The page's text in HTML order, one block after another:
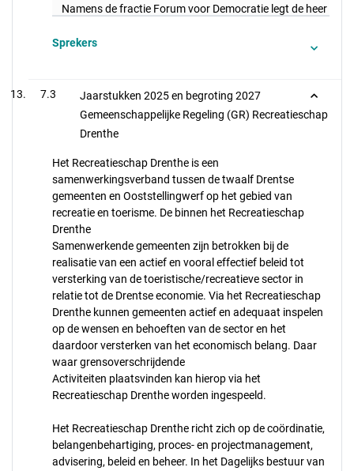
Namens de fractie Forum voor Democratie legt de heer
Sprekers
7.3
Jaarstukken 2025 en begroting 2027
Gemeenschappelijke Regeling (GR) Recreatieschap
Drenthe
Het Recreatieschap Drenthe is een
samenwerkingsverband tussen de twaalf Drentse
gemeenten en Ooststellingwerf op het gebied van
recreatie en toerisme. De binnen het Recreatieschap
Drenthe
Samenwerkende gemeenten zijn betrokken bij de
realisatie van een actief en vooral effectief beleid tot
versterking van de toeristische/recreatieve sector in
relatie tot de Drentse economie. Via het Recreatieschap
Drenthe kunnen gemeenten actief en adequaat inspelen
op de wensen en behoeften van de sector en het
daardoor versterken van het economisch belang. Daar
waar grensoverschrijdende
Activiteiten plaatsvinden kan hierop via het
Recreatieschap Drenthe worden ingespeeld.
Het Recreatieschap Drenthe richt zich op de coördinatie,
belangenbehartiging, proces- en projectmanagement,
advisering, beleid en beheer. In het Dagelijks bestuur van